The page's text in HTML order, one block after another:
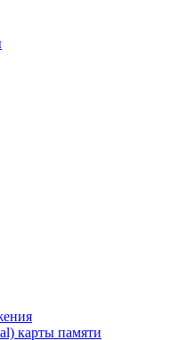
карты памяти